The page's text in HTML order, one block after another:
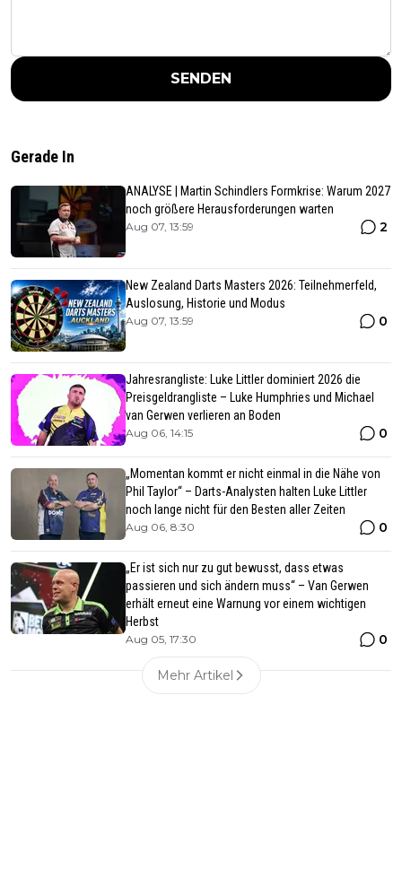
SENDEN
Gerade In
ANALYSE | Martin Schindlers Formkrise: Warum 2027
noch größere Herausforderungen warten
Aug 07, 13:59 2
New Zealand Darts Masters 2026: Teilnehmerfeld,
Auslosung, Historie und Modus
Aug 07, 13:59 0
Jahresrangliste: Luke Littler dominiert 2026 die
Preisgeldrangliste – Luke Humphries und Michael
van Gerwen verlieren an Boden
Aug 06, 14:15 0
„Momentan kommt er nicht einmal in die Nähe von
Phil Taylor“ – Darts-Analysten halten Luke Littler
noch lange nicht für den Besten aller Zeiten
Aug 06, 8:30 0
„Er ist sich nur zu gut bewusst, dass etwas
passieren und sich ändern muss“ – Van Gerwen
erhält erneut eine Warnung vor einem wichtigen
Herbst
Aug 05, 17:30 0
Mehr Artikel